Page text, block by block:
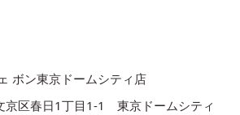
ボン東京ドームシティ店
区春日1丁目1-1 東京ドームシティ